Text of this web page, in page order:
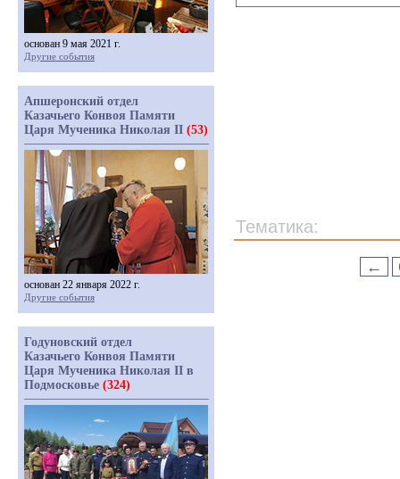
Тематика:
←
основан 9 мая 2021 г.
Другие события
Апшеронский отдел
Казачьего Конвоя Памяти
Царя Мученика Николая II (53)
основан 22 января 2022 г.
Другие события
Годуновский отдел
Казачьего Конвоя Памяти
Царя Мученика Николая II в
Подмосковье (324)